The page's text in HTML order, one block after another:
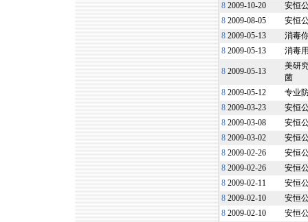
8 2009-10-20
安恒
8 2009-08-05
安恒
8 2009-05-13
消毒
8 2009-05-13 消毒
8 2009-05-13
美研
菌
8 2009-05-12
专业
8 2009-03-23
安恒
8 2009-03-08
安恒
8 2009-03-02
安恒
8 2009-02-26
安恒
8 2009-02-26
安恒
8 2009-02-11
安恒
8 2009-02-10
安恒
8 2009-02-10
安恒